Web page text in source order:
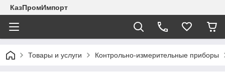
КазПромИмпорт
Товары и услуги Контрольно-измерительные приборы